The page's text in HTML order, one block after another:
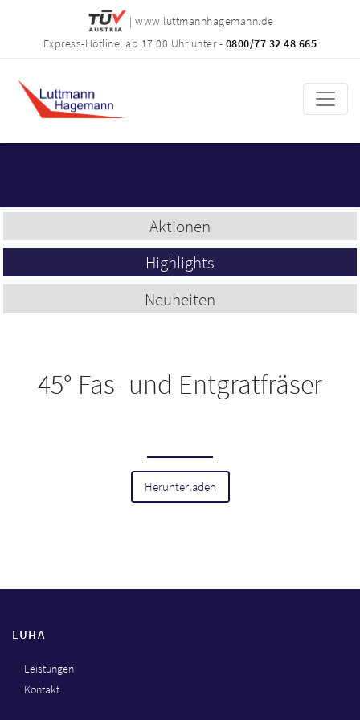
| www.luttmannhagemann.de
Express-Hotline: ab 17:00 Uhr unter - 0800/77 32 48 665
Aktionen
Highlights
Neuheiten
45° Fas- und Entgratfräser
Herunterladen
LUHA
Leistungen
Kontakt